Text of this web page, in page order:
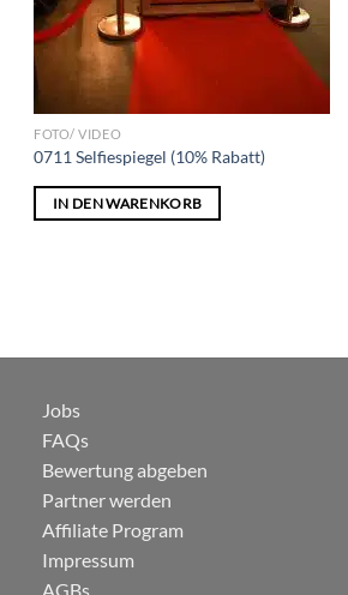
FOTO/ VIDEO
0711 Selfiespiegel (10% Rabatt)
IN DEN WARENKORB
Jobs
FAQs
Bewertung abgeben
Partner werden
Affiliate Program
Impressum
AGBs